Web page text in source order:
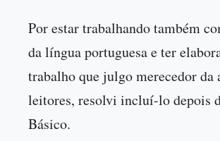
Por estar trabalhando também
da língua portuguesa e ter
trabalho que julgo merecedor da
leitores, resolvi incluí-lo depois
Básico.